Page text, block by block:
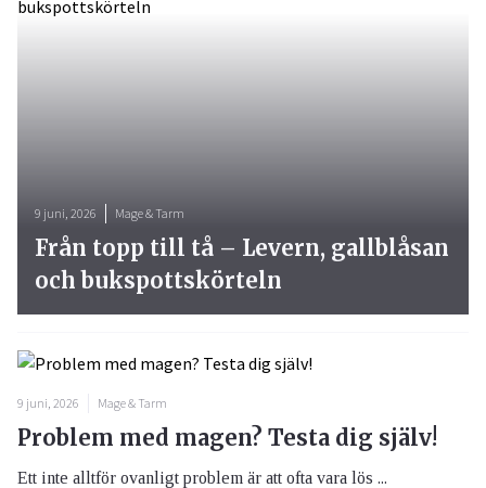
9 juni, 2026 Mage & Tarm
Från topp till tå – Levern, gallblåsan
och bukspottskörteln
9 juni, 2026 Mage & Tarm
Problem med magen? Testa dig själv!
Ett inte alltför ovanligt problem är att ofta vara lös ...